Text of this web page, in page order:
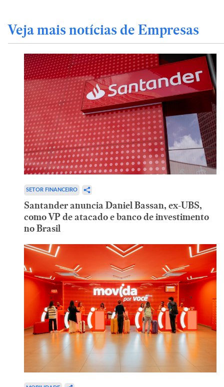
Veja mais notícias de Empresas
SETOR FINANCEIRO
Santander anuncia Daniel Bassan, ex-UBS,
como VP de atacado e banco de investimento
no Brasil